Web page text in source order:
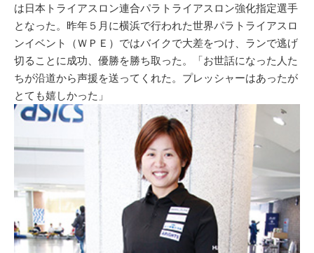
は日本トライアスロン連合パラトライアスロン強化指定選手
となった。昨年５月に横浜で行われた世界パラトライアスロ
ンイベント（ＷＰＥ）ではバイクで大差をつけ、ランで逃げ
切ることに成功、優勝を勝ち取った。「お世話になった人た
ちが沿道から声援を送ってくれた。プレッシャーはあったが
とても嬉しかった」